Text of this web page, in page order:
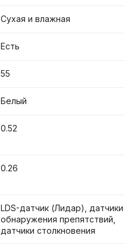
Сухая и влажная
Есть
55
Белый
0.52
0.26
LDS-датчик (Лидар), датчики
обнаружения препятствий,
датчики столкновения